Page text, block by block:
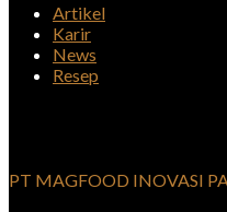
Artikel
Karir
News
Resep
PT MAGFOOD INOVASI